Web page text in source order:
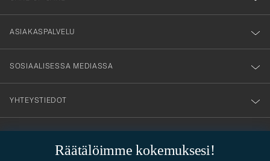
Räätälöimme kokemuksesi!
vårt
nyhetsbrev!
ASIAKASPALVELU
SOSIAALISESSA MEDIASSA
YHTEYSTIEDOT
PUKEUTUMISNEUVONTA